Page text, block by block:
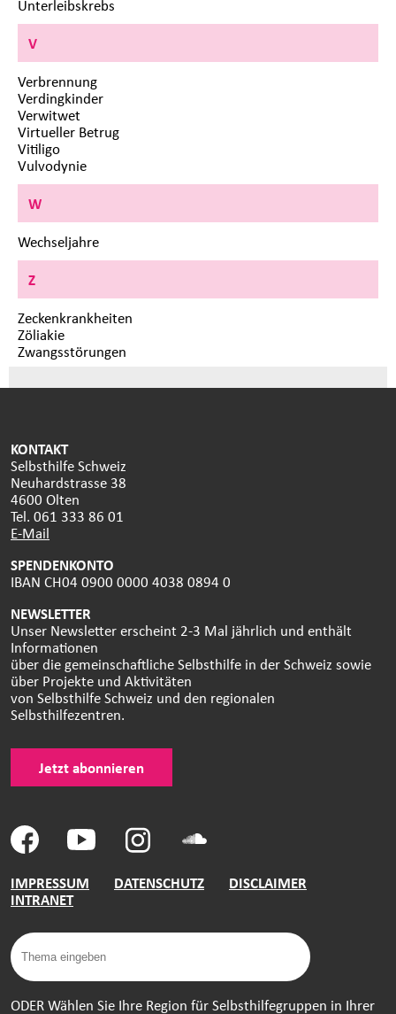
Unterleibskrebs
V
Verbrennung
Verdingkinder
Verwitwet
Virtueller Betrug
Vitiligo
Vulvodynie
W
Wechseljahre
Z
Zeckenkrankheiten
Zöliakie
Zwangsstörungen
KONTAKT
Selbsthilfe Schweiz
Neuhardstrasse 38
4600 Olten
Tel. 061 333 86 01
E-Mail
SPENDENKONTO
IBAN CH04 0900 0000 4038 0894 0
NEWSLETTER
Unser Newsletter erscheint 2-3 Mal jährlich und enthält
Informationen
über die gemeinschaftliche Selbsthilfe in der Schweiz sowie
über Projekte und Aktivitäten
von Selbsthilfe Schweiz und den regionalen
Selbsthilfezentren.
Jetzt abonnieren
IMPRESSUM DATENSCHUTZ
DISCLAIMER
INTRANET
ODER Wählen Sie Ihre Region für Selbsthilfegruppen in Ihrer